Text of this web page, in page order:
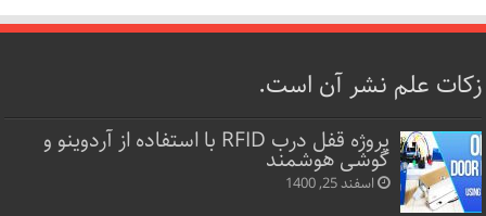
زکات علم نشر آن است.
پروژه قفل‌ درب RFID با استفاده از آردوینو و
گوشی هوشمند
اسفند 25, 1400